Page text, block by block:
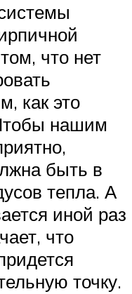
что нет
как это
нашим
быть в
тепла. А
иной раз
что
точку.